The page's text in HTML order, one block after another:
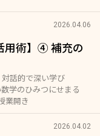
2026.04.06
用術】④ 補充の
話的で深い学び
学のひみつにせまる
業開き
2026.04.02